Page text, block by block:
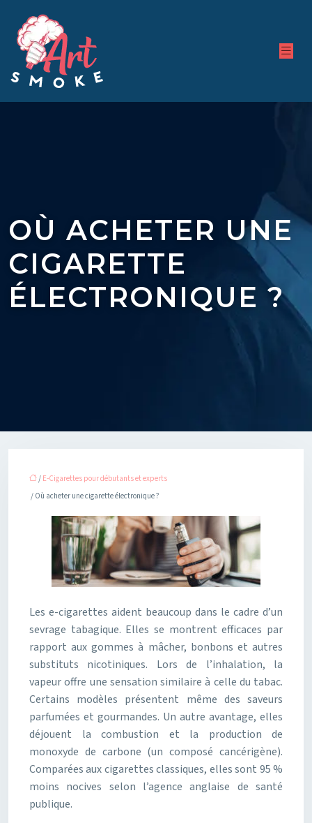
OÙ ACHETER UNE
CIGARETTE
ÉLECTRONIQUE ?
/ E-Cigarettes pour débutants et experts
/ Où acheter une cigarette électronique ?
Les e-cigarettes aident beaucoup dans le cadre d’un
sevrage tabagique. Elles se montrent efficaces par
rapport aux gommes à mâcher, bonbons et autres
substituts nicotiniques. Lors de l’inhalation, la
vapeur offre une sensation similaire à celle du tabac.
Certains modèles présentent même des saveurs
parfumées et gourmandes. Un autre avantage, elles
déjouent la combustion et la production de
monoxyde de carbone (un composé cancérigène).
Comparées aux cigarettes classiques, elles sont 95 %
moins nocives selon l’agence anglaise de santé
publique.